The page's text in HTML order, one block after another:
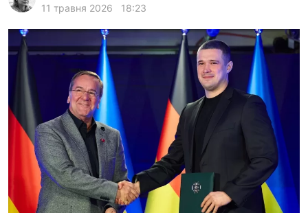
харків
архів
gambling
ua ru en
11 травня 2026
18:23